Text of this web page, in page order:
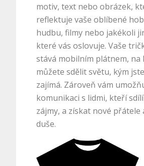
motiv, text nebo obrázek,
reflektuje vaše oblíbené
hudbu, filmy nebo jakékoli
které vás oslovuje. Vaše
stává mobilním plátnem, na
můžete sdělit světu, kým
zajímá. Zároveň vám
komunikaci s lidmi, kteří
zájmy, a získat nové přátele
duše.